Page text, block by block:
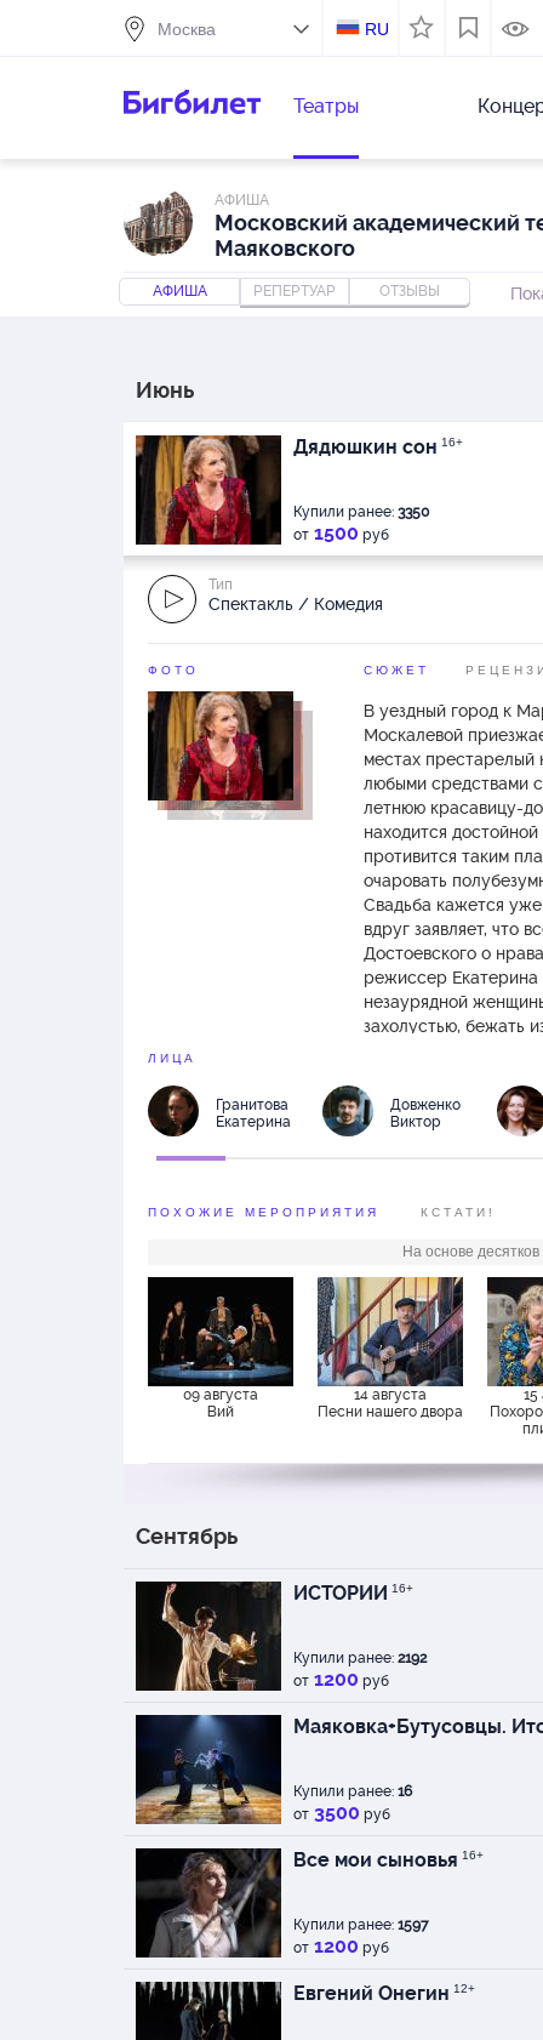
RU
Театры
АФИША
Московский академический
Маяковского
АФИША РЕПЕРТУАР ОТЗЫВЫ
Июнь
Дядюшкин сон 16+
Купили ранее: 3350
от 1500 руб
Тип
Спектакль / Комедия
ФОТО СЮЖЕТ
В уездный город к
Москалевой
местах престарелый
любыми средствами
летнюю красавицу-
находится
противится таким
очаровать
Свадьба кажется
вдруг заявляет, что
Достоевского о
режиссер Екатерина
незаурядной
захолустью, бежать
сделать
исторические
путевка в
В спектакле
ЛИЦА
Гранитова
Екатерина
Довженко
Виктор
ПОХОЖИЕ МЕРОПРИЯТИЯ КСТАТИ!
На основе
09 августа
Вий
14 августа
Песни нашего двора
15
Сентябрь
ИСТОРИИ 16+
Купили ранее: 2192
от 1200 руб
Маяковка+Бутусовцы.
Купили ранее: 16
от 3500 руб
Все мои сыновья 16+
Купили ранее: 1597
от 1200 руб
Евгений Онегин 12+